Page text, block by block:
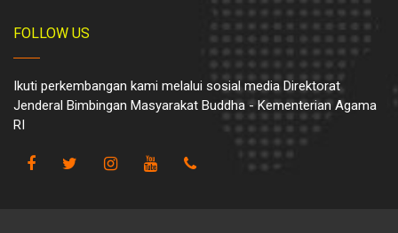
FOLLOW US
Ikuti perkembangan kami melalui sosial media Direktorat
Jenderal Bimbingan Masyarakat Buddha - Kementerian Agama
RI